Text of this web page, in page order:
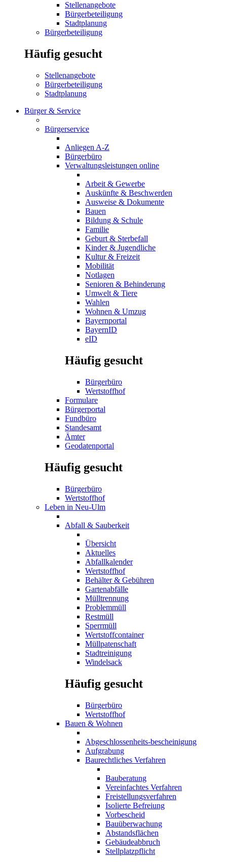
Stellenangebote
Bürgerbeteiligung
Stadtplanung
Bürgerbeteiligung
Häufig gesucht
Stellenangebote
Bürgerbeteiligung
Stadtplanung
Bürger & Service
Bürgerservice
Anliegen A-Z
Bürgerbüro
Verwaltungsleistungen online
Arbeit & Gewerbe
Auskünfte & Beschwerden
Ausweise & Dokumente
Bauen
Bildung & Schule
Familie
Geburt & Sterbefall
Kinder & Jugendliche
Kultur & Freizeit
Mobilität
Notlagen
Senioren & Behinderung
Umwelt & Tiere
Wahlen
Wohnen & Umzug
Bayernportal
BayernID
eID
Häufig gesucht
Bürgerbüro
Wertstoffhof
Formulare
Bürgerportal
Fundbüro
Standesamt
Ämter
Geodatenportal
Häufig gesucht
Bürgerbüro
Wertstoffhof
Leben in Neu-Ulm
Abfall & Sauberkeit
Übersicht
Aktuelles
Abfallkalender
Wertstoffhof
Behälter & Gebühren
Gartenabfälle
Mülltrennung
Problemmüll
Restmüll
Sperrmüll
Wertstoffcontainer
Müllpatenschaft
Stadtreinigung
Windelsack
Häufig gesucht
Bürgerbüro
Wertstoffhof
Bauen & Wohnen
Abgeschlossenheits-bescheinigung
Aufgrabung
Baurechtliches Verfahren
Bauberatung
Vereinfachtes Verfahren
Freistellungsverfahren
Isolierte Befreiung
Vorbescheid
Bauüberwachung
Abstandsflächen
Gebäudeabbruch
Stellplatzpflicht